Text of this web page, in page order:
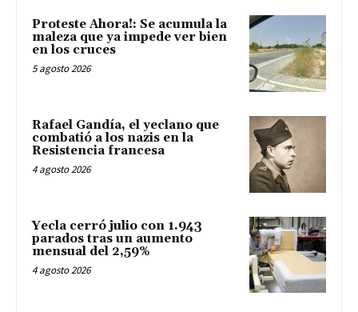
Proteste Ahora!: Se acumula la
maleza que ya impede ver bien
en los cruces
5 agosto 2026
Rafael Gandía, el yeclano que
combatió a los nazis en la
Resistencia francesa
4 agosto 2026
Yecla cerró julio con 1.943
parados tras un aumento
mensual del 2,59%
4 agosto 2026